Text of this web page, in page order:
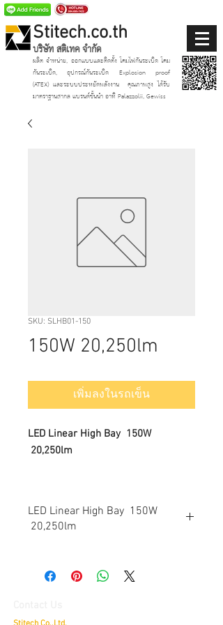
Stitech.co.th
บริษัท สติเทค จำกัด
ผลิต จำหน่าย, ออกแบบและติดตั้ง โคมไฟกันระเบิด โคม
กันระเบิด, อุปกรณ์กันระเบิด Explosion proof
(ATEX) และระบบประหยัดพลังงาน คุณภาพสูง ได้รับ
มาตราฐานสากล แบรนด์ชั้นนำ อาทิ Palazzolii, Gewiss
SKU: SLHB01-150
150W 20,250lm
เพิ่มลงในรถเข็น
LED Linear High Bay 150W
20,250lm
LED Linear High Bay 150W
20,250lm
Non-dimmable and dimmable optional